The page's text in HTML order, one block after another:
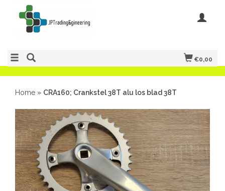
€0,00
Home » CRA160; Crankstel 38T alu los blad 38T